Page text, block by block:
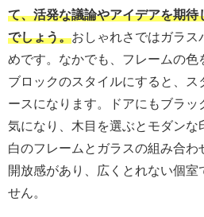
て、活発な議論やアイデアを期待
でしょう。おしゃれさではガラス
めです。なかでも、フレームの色
ブロックのスタイルにすると、
ースになります。ドアにもブラッ
気になり、木目を選ぶとモダンな
白のフレームとガラスの組み合
開放感があり、広くとれない個室
せん。